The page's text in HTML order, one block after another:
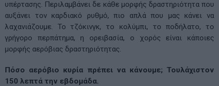
υπέρτασης. Περιλαμβάνει δε κάθε μορφής δραστηριότητα που
αυξάνει τον καρδιακό ρυθμό, πιο απλά που μας κάνει να
λαχανιάζουμε. Το τζόκινγκ, το κολύμπι, το ποδήλατο, το
γρήγορο περπάτημα, η ορειβασία, ο χορός είναι κάποιες
μορφής αερόβιας δραστηριότητας.
Πόσο αερόβιο κυρία πρέπει να κάνουμε; Τουλάχιστον
150 λεπτά την εβδομάδα.